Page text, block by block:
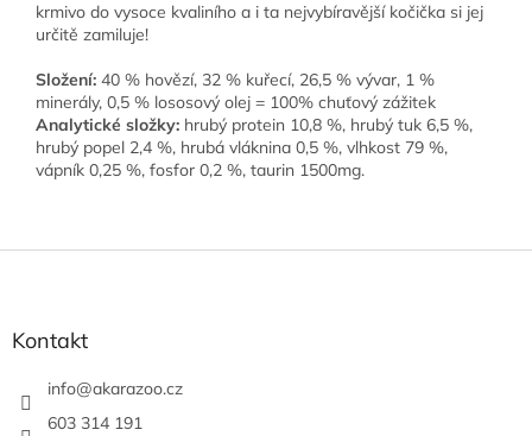
krmivo do vysoce kvaliního a i ta nejvybíravější kočička si jej
určitě zamiluje!
Složení: 40 % hovězí, 32 % kuřecí, 26,5 % vývar, 1 %
minerály, 0,5 % lososový olej = 100% chuťový zážitek
Analytické složky: hrubý protein 10,8 %, hrubý tuk 6,5 %,
hrubý popel 2,4 %, hrubá vláknina 0,5 %, vlhkost 79 %,
vápník 0,25 %, fosfor 0,2 %, taurin 1500mg.
Kontakt
info@akarazoo.cz
603 314 191